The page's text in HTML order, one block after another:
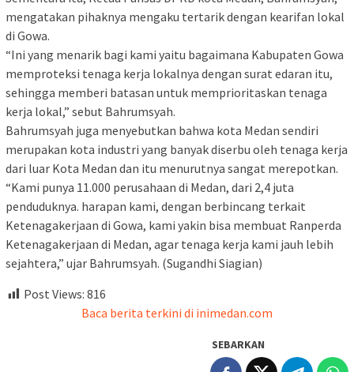
mengatakan pihaknya mengaku tertarik dengan kearifan lokal
di Gowa.
“Ini yang menarik bagi kami yaitu bagaimana Kabupaten Gowa
memproteksi tenaga kerja lokalnya dengan surat edaran itu,
sehingga memberi batasan untuk memprioritaskan tenaga
kerja lokal,” sebut Bahrumsyah.
Bahrumsyah juga menyebutkan bahwa kota Medan sendiri
merupakan kota industri yang banyak diserbu oleh tenaga kerja
dari luar Kota Medan dan itu menurutnya sangat merepotkan.
“Kami punya 11.000 perusahaan di Medan, dari 2,4 juta
penduduknya. harapan kami, dengan berbincang terkait
Ketenagakerjaan di Gowa, kami yakin bisa membuat Ranperda
Ketenagakerjaan di Medan, agar tenaga kerja kami jauh lebih
sejahtera,” ujar Bahrumsyah. (Sugandhi Siagian)
Post Views: 816
Baca berita terkini di inimedan.com
SEBARKAN